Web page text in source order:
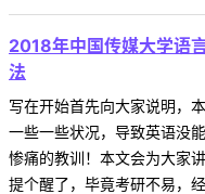
2018年中国传媒大学语
法
写在开始首先向大家说明，
一些一些状况，导致英语没
惨痛的教训！本文会为大家
提个醒了，毕竟考研不易，